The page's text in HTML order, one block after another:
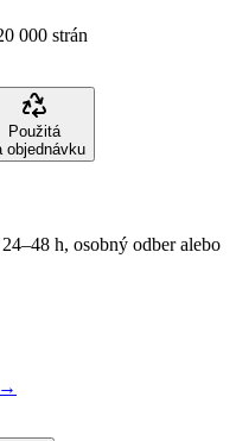
000 strán
Použitá
objednávku
h, osobný odber alebo
→